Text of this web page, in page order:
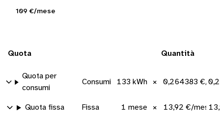
109 €/mese
Quota Quantità
Quota per
consumi
Consumi 133 kWh × 0,264383 €/
Quota fissa Fissa 1 mese × 13,92 €/mese